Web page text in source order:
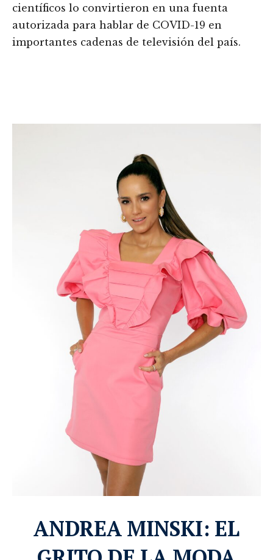
científicos lo convirtieron en una fuenta
autorizada para hablar de COVID-19 en
importantes cadenas de televisión del país.
ANDREA MINSKI: EL